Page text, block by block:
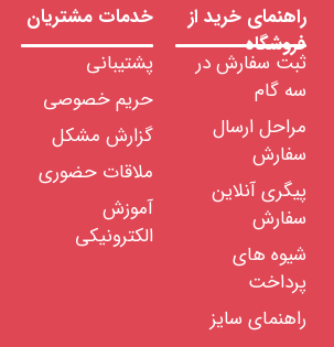
راهنمای خرید از
فروشگاه
ثبت سفارش در
سه گام
مراحل ارسال
سفارش
پیگری آنلاین
سفارش
شیوه های
پرداخت
راهنمای سایز
خدمات مشتریان
پشتیبانی
حریم خصوصی
گزارش مشکل
ملاقات حضوری
آموزش
الکترونیکی